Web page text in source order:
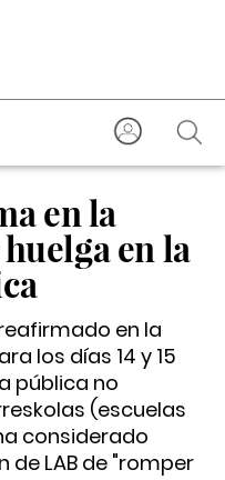
en la
en la
en la
los días 14 y 15
pública no
(escuelas
considerado
de LAB de "romper